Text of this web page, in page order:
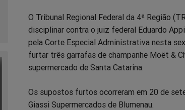
no
Facebook
no
Whatsapp
no
Twitter
no
Messenger
no
Telegram
no
O Tribunal Regional Federal da 4ª Região
disciplinar contra o juiz federal Eduardo
pela Corte Especial Administrativa nesta
furtar três garrafas de champanhe Moët &
supermercado de Santa Catarina.
Os supostos furtos ocorreram em 20 de
Giassi Supermercados de Blumenau.